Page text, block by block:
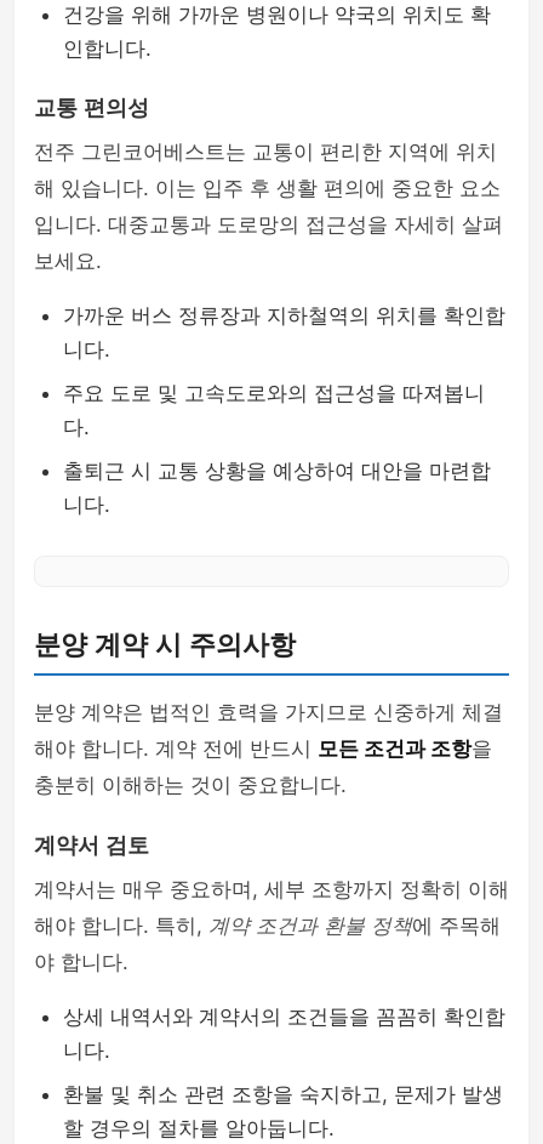
건강을 위해 가까운 병원이나 약국의 위치도 확
인합니다.
교통 편의성
전주 그린코어베스트는 교통이 편리한 지역에 위치
해 있습니다. 이는 입주 후 생활 편의에 중요한 요소
입니다. 대중교통과 도로망의 접근성을 자세히 살펴
보세요.
가까운 버스 정류장과 지하철역의 위치를 확인합
니다.
주요 도로 및 고속도로와의 접근성을 따져봅니
다.
출퇴근 시 교통 상황을 예상하여 대안을 마련합
니다.
분양 계약 시 주의사항
분양 계약은 법적인 효력을 가지므로 신중하게 체결
해야 합니다. 계약 전에 반드시 모든 조건과 조항을
충분히 이해하는 것이 중요합니다.
계약서 검토
계약서는 매우 중요하며, 세부 조항까지 정확히 이해
해야 합니다. 특히, 계약 조건과 환불 정책에 주목해
야 합니다.
상세 내역서와 계약서의 조건들을 꼼꼼히 확인합
니다.
환불 및 취소 관련 조항을 숙지하고, 문제가 발생
할 경우의 절차를 알아둡니다.